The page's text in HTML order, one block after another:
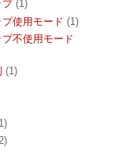
プ (1)
使用モード (1)
不使用モード
(1)